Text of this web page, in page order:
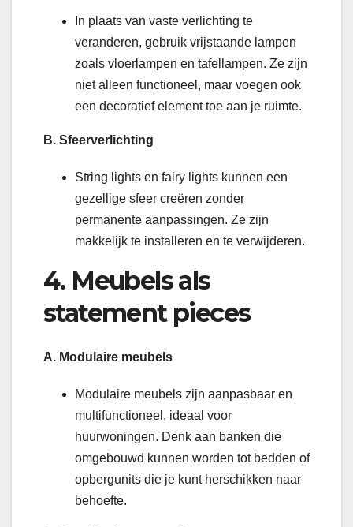
In plaats van vaste verlichting te
veranderen, gebruik vrijstaande lampen
zoals vloerlampen en tafellampen. Ze zijn
niet alleen functioneel, maar voegen ook
een decoratief element toe aan je ruimte.
B. Sfeerverlichting
String lights en fairy lights kunnen een
gezellige sfeer creëren zonder
permanente aanpassingen. Ze zijn
makkelijk te installeren en te verwijderen.
4. Meubels als
statement pieces
A. Modulaire meubels
Modulaire meubels zijn aanpasbaar en
multifunctioneel, ideaal voor
huurwoningen. Denk aan banken die
omgebouwd kunnen worden tot bedden of
opbergunits die je kunt herschikken naar
behoefte.